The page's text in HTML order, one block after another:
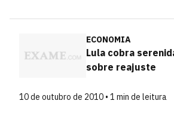
ECONOMIA
Lula cobra
sobre reajuste
10 de outubro de 2010 • 1 min de leitura